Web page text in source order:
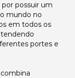
por possuir um
mundo no
em todos os
portes e